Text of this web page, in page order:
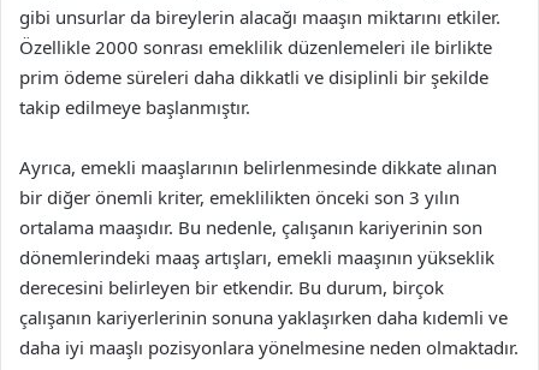
gibi unsurlar da bireylerin alacağı maaşın miktarını etkiler.
Özellikle 2000 sonrası emeklilik düzenlemeleri ile birlikte
prim ödeme süreleri daha dikkatli ve disiplinli bir şekilde
takip edilmeye başlanmıştır.
Ayrıca, emekli maaşlarının belirlenmesinde dikkate alınan
bir diğer önemli kriter, emeklilikten önceki son 3 yılın
ortalama maaşıdır. Bu nedenle, çalışanın kariyerinin son
dönemlerindeki maaş artışları, emekli maaşının yükseklik
derecesini belirleyen bir etkendir. Bu durum, birçok
çalışanın kariyerlerinin sonuna yaklaşırken daha kıdemli ve
daha iyi maaşlı pozisyonlara yönelmesine neden olmaktadır.